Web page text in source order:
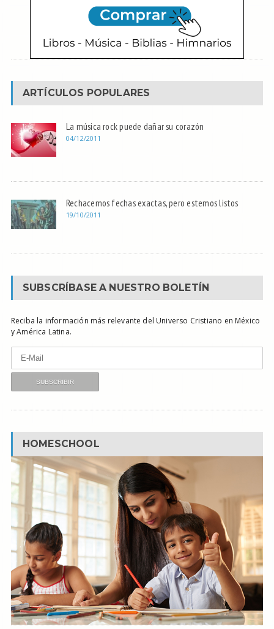
ARTÍCULOS POPULARES
La música rock puede dañar su corazón
04/12/2011
Rechacemos fechas exactas, pero estemos listos
19/10/2011
SUBSCRÍBASE A NUESTRO BOLETÍN
Reciba la información más relevante del Universo Cristiano en México
y América Latina.
HOMESCHOOL